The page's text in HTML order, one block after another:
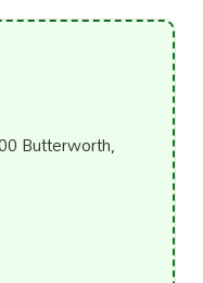
Butterworth,